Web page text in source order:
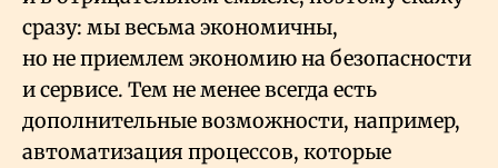
сразу: мы весьма экономичны,
но не приемлем экономию на безопасности
и сервисе. Тем не менее всегда есть
дополнительные возможности, например,
автоматизация процессов, которые